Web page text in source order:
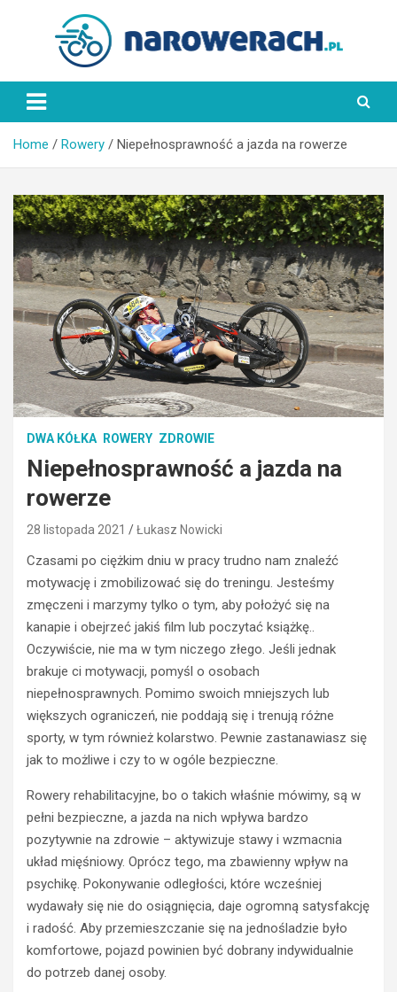
NaRowerach.pl
Home Rowery Niepełnosprawność a jazda na rowerze
DWA KÓŁKA ROWERY ZDROWIE
Niepełnosprawność a jazda na
rowerze
28 listopada 2021 Łukasz Nowicki
Czasami po ciężkim dniu w pracy trudno nam znaleźć
motywację i zmobilizować się do treningu. Jesteśmy
zmęczeni i marzymy tylko o tym, aby położyć się na
kanapie i obejrzeć jakiś film lub poczytać książkę..
Oczywiście, nie ma w tym niczego złego. Jeśli jednak
brakuje ci motywacji, pomyśl o osobach
niepełnosprawnych. Pomimo swoich mniejszych lub
większych ograniczeń, nie poddają się i trenują różne
sporty, w tym również kolarstwo. Pewnie zastanawiasz się
jak to możliwe i czy to w ogóle bezpieczne.
Rowery rehabilitacyjne, bo o takich właśnie mówimy, są w
pełni bezpieczne, a jazda na nich wpływa bardzo
pozytywnie na zdrowie – aktywizuje stawy i wzmacnia
układ mięśniowy. Oprócz tego, ma zbawienny wpływ na
psychikę. Pokonywanie odległości, które wcześniej
wydawały się nie do osiągnięcia, daje ogromną satysfakcję
i radość. Aby przemieszczanie się na jednośladzie było
komfortowe, pojazd powinien być dobrany indywidualnie
do potrzeb danej osoby.